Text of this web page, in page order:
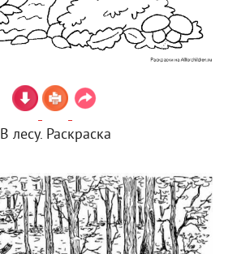
В лесу. Раскраска